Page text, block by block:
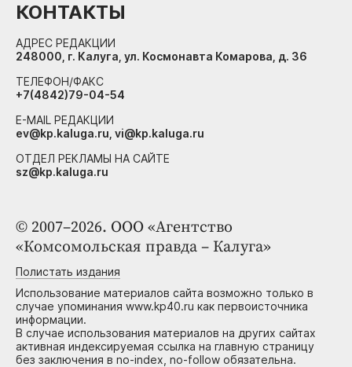
© 2007–2026. ООО «Агентство
«Комсомольская правда – Калуга»
Полистать издания
Использование материалов сайта возможно только в
случае упоминания www.kp40.ru как первоисточника
информации.
В случае использования материалов на других сайтах
активная индексируемая ссылка на главную страницу
без заключения в no-index, no-follow обязательна.
КОНТАКТЫ
АДРЕС РЕДАКЦИИ
248000, г. Калуга, ул. Космонавта Комарова, д. 36
ТЕЛЕФОН/ФАКС
+7(4842)79-04-54
E-MAIL РЕДАКЦИИ
ev@kp.kaluga.ru, vi@kp.kaluga.ru
ОТДЕЛ РЕКЛАМЫ НА САЙТЕ
sz@kp.kaluga.ru